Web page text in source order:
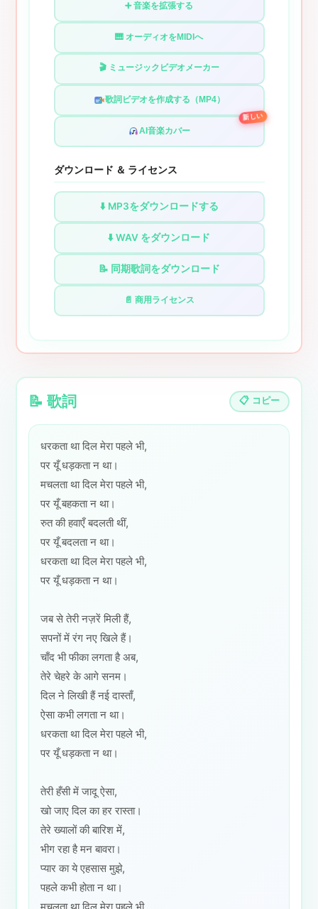
➕ 音楽を拡張する
🎹 オーディオをMIDIへ
🎬 ミュージックビデオメーカー
歌詞ビデオを作成する（MP4）
AI音楽カバー
新しい
ダウンロード ＆ ライセンス
⬇️ MP3をダウンロードする
⬇️ WAV をダウンロード
📝 同期歌詞をダウンロード
📄 商用ライセンス
📝 歌詞 📋 コピー
धरकता था दिल मेरा पहले भी,
पर यूँ धड़कता न था।
मचलता था दिल मेरा पहले भी,
पर यूँ बहकता न था।
रुत की हवाएँ बदलती थीं,
पर यूँ बदलता न था।
धरकता था दिल मेरा पहले भी,
पर यूँ धड़कता न था।
जब से तेरी नज़रें मिली हैं,
सपनों में रंग नए खिले हैं।
चाँद भी फीका लगता है अब,
तेरे चेहरे के आगे सनम।
दिल ने लिखी हैं नई दास्ताँ,
ऐसा कभी लगता न था।
धरकता था दिल मेरा पहले भी,
पर यूँ धड़कता न था।
तेरी हँसी में जादू ऐसा,
खो जाए दिल का हर रास्ता।
तेरे ख्यालों की बारिश में,
भीग रहा है मन बावरा।
प्यार का ये एहसास मुझे,
पहले कभी होता न था।